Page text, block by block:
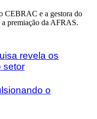
CEBRAC e a gestora do
premiação da AFRAS.
revela os
setor
o